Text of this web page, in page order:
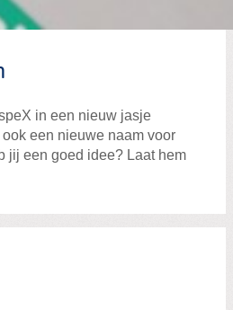
begroting
formerende partijen
steun!
in een nieuw jasje
een nieuwe naam voor
jij een goed idee? Laat hem